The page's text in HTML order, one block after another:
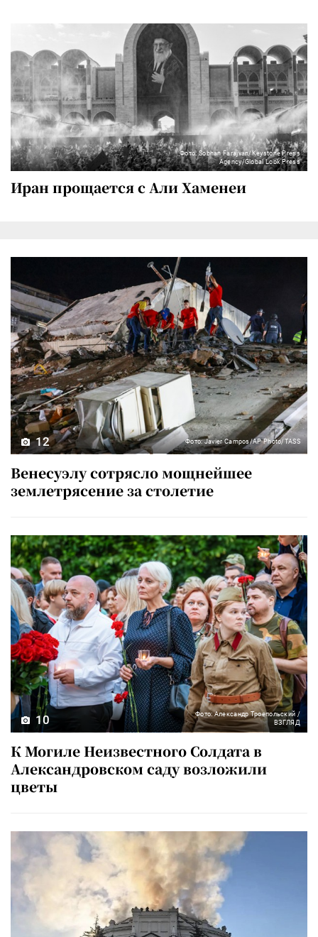
Фото: Sobhan Farajvan/Keystone Press
Agency/Global Look Press
Иран прощается с Али Хаменеи
12 Фото: Javier Campos/AP Photo/TASS
Венесуэлу сотрясло мощнейшее
землетрясение за столетие
10
Фото: Александр Троепольский /
ВЗГЛЯД
К Могиле Неизвестного Солдата в
Александровском саду возложили
цветы